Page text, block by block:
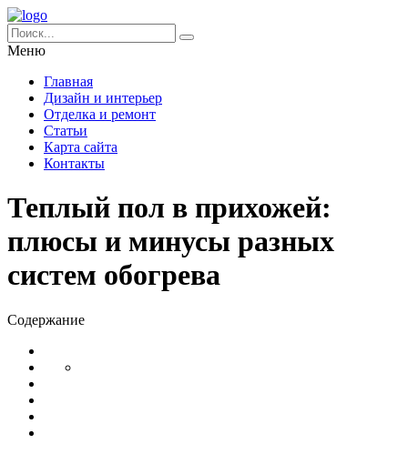
Меню
Главная
Дизайн и интерьер
Отделка и ремонт
Статьи
Карта сайта
Контакты
Теплый пол в прихожей:
плюсы и минусы разных
систем обогрева
Содержание